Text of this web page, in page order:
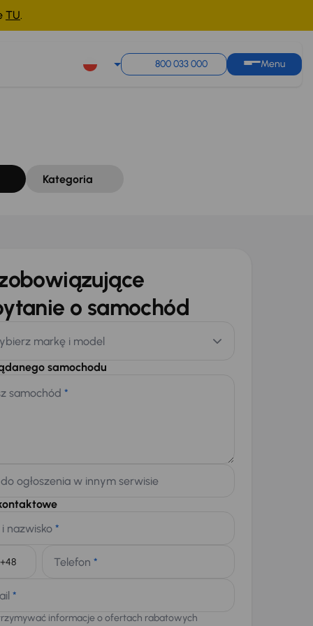
TU.
800 033 000 Menu
Kategoria
o samochód
markę i model
samochodu
samochód *
ogłoszenia w innym serwisie
nazwisko *
Telefon *
*
informacje o ofertach rabatowych